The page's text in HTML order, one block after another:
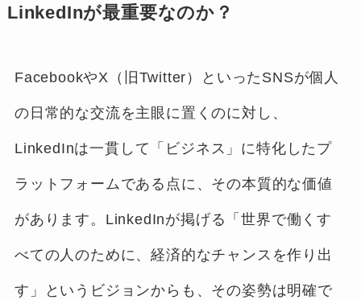
LinkedInが最重要なのか？
FacebookやX（旧Twitter）といったSNSが個人
の日常的な交流を主眼に置くのに対し、
LinkedInは一貫して「ビジネス」に特化したプ
ラットフォームである点に、その本質的な価値
があります。LinkedInが掲げる「世界で働くす
べての人のために、経済的なチャンスを作り出
す」というビジョンからも、その姿勢は明確で